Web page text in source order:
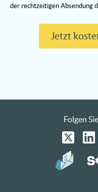
der rechtzeitigen Absendung
Folgen